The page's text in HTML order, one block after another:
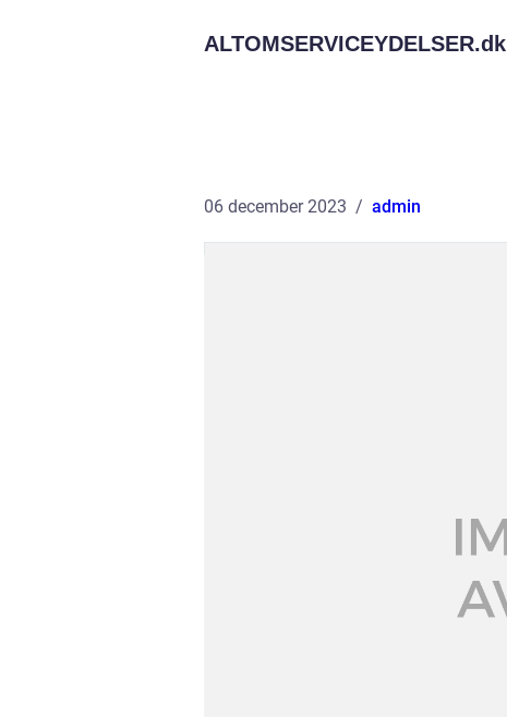
ALTOMSERVICEYDELSER.dk
06 december 2023 admin